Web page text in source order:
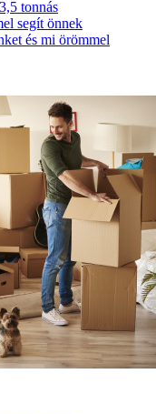
tonnás
segít önnek
és mi örömmel